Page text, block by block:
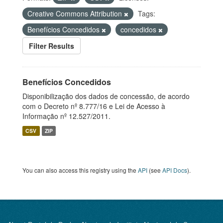
Creative Commons Attribution
Tags:
Benefícios Concedidos
concedidos
Filter Results
Benefícios Concedidos
Disponibilização dos dados de concessão, de acordo
com o Decreto nº 8.777/16 e Lei de Acesso à
Informação nº 12.527/2011.
CSV ZIP
You can also access this registry using the API (see API Docs).